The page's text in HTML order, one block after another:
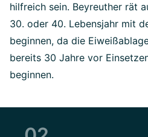
hilfreich sein. Beyreuther rät
30. oder 40. Lebensjahr mit
beginnen, da die
bereits 30 Jahre vor
beginnen.